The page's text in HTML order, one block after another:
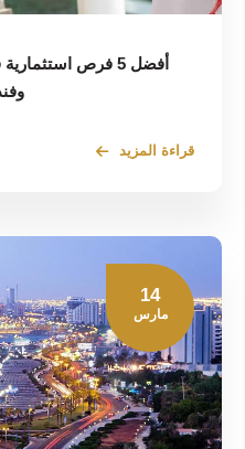
أفضل 5 فرص
قراءة المزيد
14
مارس